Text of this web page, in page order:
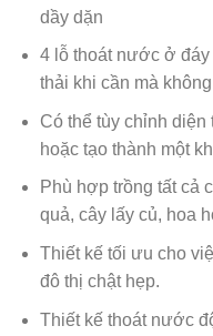
dầy dặn
4 lỗ thoát nước ở
thải khi cần mà
Có thể tùy chỉnh
hoặc tạo thành một
Phù hợp trồng tất cả
quả, cây lấy củ, hoa
Thiết kế tối ưu cho
đô thị chật hẹp.
Thiết kế thoát nước